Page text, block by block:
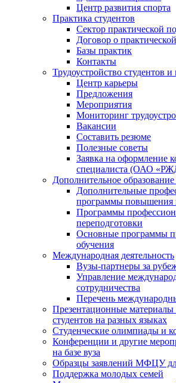
Центр развития спорта
Практика студентов
Сектор практической
Договор о
Базы практик
Контакты
Трудоустройство студентов
Центр карьеры
Предложения
Мероприятия
Мониторинг
Вакансии
Составить резюме
Полезные советы
Заявка на оформление
специалиста (ОАО
Дополнительное
Дополнительные
программы повышения
Программы
переподготовки
Основные программы
обучения
Международная деятельность
Вузы-партнеры за
Управление
сотрудничества
Перечень
Презентационные материалы
студентов на разных языках
Студенческие олимпиады и
Конференции и другие
на базе вуза
Образцы заявлений МФЦУ
Поддержка молодых семей